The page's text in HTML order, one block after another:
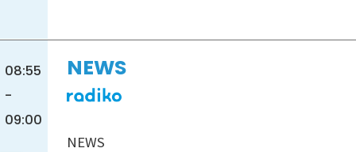
08:55
-
09:00
NEWS
NEWS